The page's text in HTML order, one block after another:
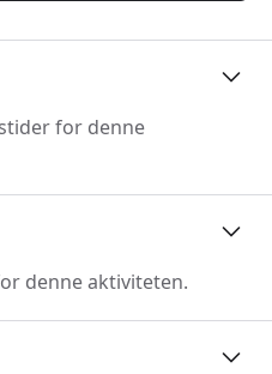
for denne
denne aktiviteten.